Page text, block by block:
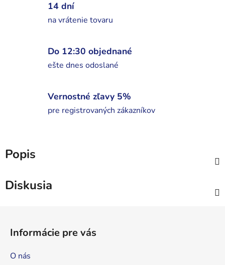
14 dní
na vrátenie tovaru
Do 12:30 objednané
ešte dnes odoslané
Vernostné zľavy 5%
pre registrovaných zákazníkov
Popis
Diskusia
Informácie pre vás
O nás